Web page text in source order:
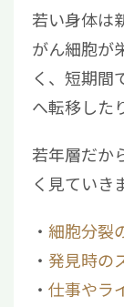
若い身体は
がん細胞が
く、短期間
へ転移した
若年層だか
く見ていき
細胞分裂
発見時の
仕事やラ